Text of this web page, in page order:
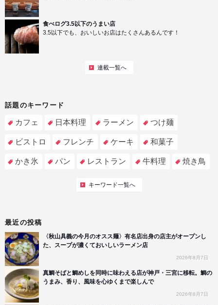
食べログ3.5以下のうまい店
3.5以下でも、おいしいお店はたくさんあるんです！
連載一覧へ
話題のキーワード
カフェ 日本料理 ラーメン つけ麺
ビストロ フレンチ ケーキ 和菓子
かき氷 パン レストラン 牛料理 焼き鳥
キーワード一覧へ
最近の投稿
〈秋山具義の今月のオスス麺〉有名店出身の店主がオープンし
た、スープが濃くておいしいラーメン店
2026年8月7日
真鯛そばと鯛めしを同時に味わえる店が神戸・三宮に移転。鯛の
うまみ、香り、風味を心ゆくまで楽しんで
2026年8月7日